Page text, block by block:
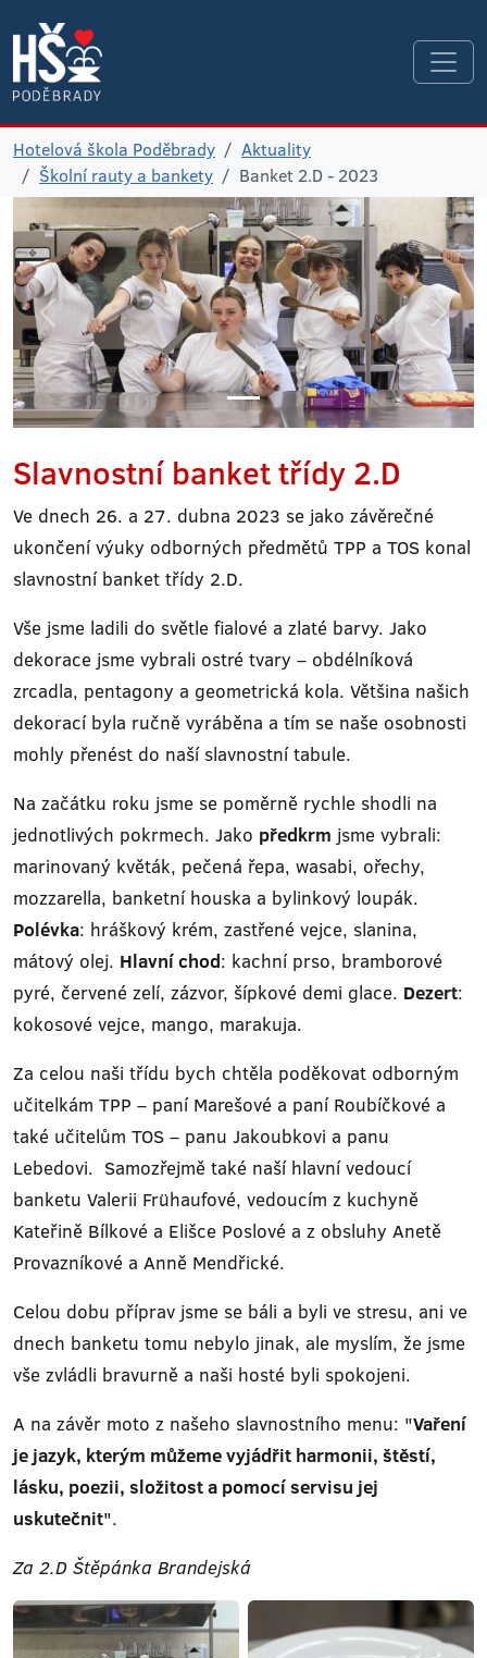
Hotelová škola Poděbrady
Aktuality
Školní rauty a bankety
Banket 2.D - 2023
Slavnostní banket třídy 2.D
Ve dnech 26. a 27. dubna 2023 se jako závěrečné
ukončení výuky odborných předmětů TPP a TOS konal
slavnostní banket třídy 2.D.
Vše jsme ladili do světle fialové a zlaté barvy. Jako
dekorace jsme vybrali ostré tvary – obdélníková
zrcadla, pentagony a geometrická kola. Většina našich
dekorací byla ručně vyráběna a tím se naše osobnosti
mohly přenést do naší slavnostní tabule.
Na začátku roku jsme se poměrně rychle shodli na
jednotlivých pokrmech. Jako předkrm jsme vybrali:
marinovaný květák, pečená řepa, wasabi, ořechy,
mozzarella, banketní houska a bylinkový loupák.
Polévka: hráškový krém, zastřené vejce, slanina,
mátový olej. Hlavní chod: kachní prso, bramborové
pyré, červené zelí, zázvor, šípkové demi glace. Dezert:
kokosové vejce, mango, marakuja.
Za celou naši třídu bych chtěla poděkovat odborným
učitelkám TPP – paní Marešové a paní Roubíčkové a
také učitelům TOS – panu Jakoubkovi a panu
Lebedovi. Samozřejmě také naší hlavní vedoucí
banketu Valerii Frühaufové, vedoucím z kuchyně
Kateřině Bílkové a Elišce Poslové a z obsluhy Anetě
Provazníkové a Anně Mendřické.
Celou dobu příprav jsme se báli a byli ve stresu, ani ve
dnech banketu tomu nebylo jinak, ale myslím, že jsme
vše zvládli bravurně a naši hosté byli spokojeni.
A na závěr moto z našeho slavnostního menu: "Vaření
je jazyk, kterým můžeme vyjádřit harmonii, štěstí,
lásku, poezii, složitost a pomocí servisu jej
uskutečnit".
Za 2.D Štěpánka Brandejská